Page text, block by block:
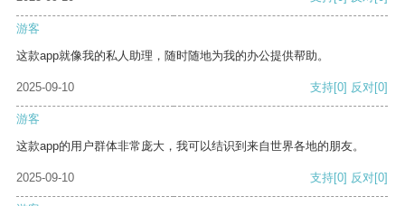
游客
这款app就像我的私人助理，随时随地为我的办公提供帮助。
2025-09-10 支持[0] 反对[0]
游客
这款app的用户群体非常庞大，我可以结识到来自世界各地的朋友。
2025-09-10 支持[0] 反对[0]